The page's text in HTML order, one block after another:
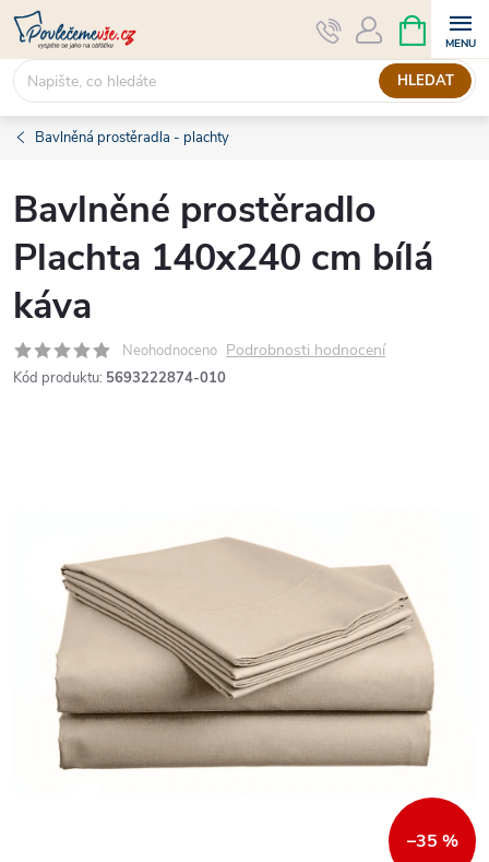
Přejít
obsah
HLEDAT
NÁKUPNÍ
KOŠÍK
Bavlněná prostěradla - plachty
Bavlněné prostěradlo
Plachta 140x240 cm bílá
káva
Neohodnoceno Podrobnosti hodnocení
Kód produktu: 5693222874-010
–35 %